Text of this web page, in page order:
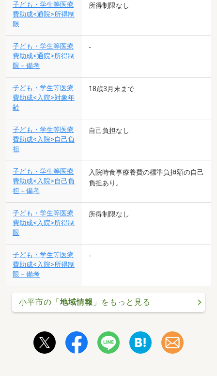
子ども・学生等医療
費助成<通院>所得制
限
所得制限なし
子ども・学生等医療
費助成<通院>所得制
限－備考
-
子ども・学生等医療
費助成<入院>対象年
齢
18歳3月末まで
子ども・学生等医療
費助成<入院>自己負
担
自己負担なし
子ども・学生等医療
費助成<入院>自己負
担－備考
入院時食事療養費の標準負担額の自己
負担あり。
子ども・学生等医療
費助成<入院>所得制
限
所得制限なし
子ども・学生等医療
費助成<入院>所得制
限－備考
-
小平市の「地域情報 」をもっと見る